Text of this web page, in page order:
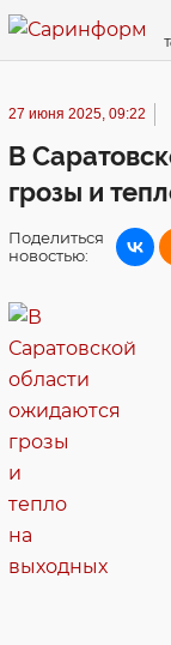
27 июня 2025, 09:22
В
грозы и
Поделиться
новостью: